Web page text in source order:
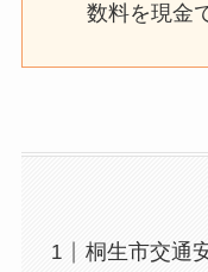
数料を現金
桐生市交通